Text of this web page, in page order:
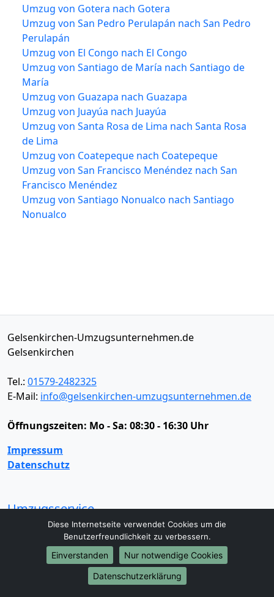
Umzug von Gotera nach Gotera
Umzug von San Pedro Perulapán nach San Pedro
Perulapán
Umzug von El Congo nach El Congo
Umzug von Santiago de María nach Santiago de
María
Umzug von Guazapa nach Guazapa
Umzug von Juayúa nach Juayúa
Umzug von Santa Rosa de Lima nach Santa Rosa
de Lima
Umzug von Coatepeque nach Coatepeque
Umzug von San Francisco Menéndez nach San
Francisco Menéndez
Umzug von Santiago Nonualco nach Santiago
Nonualco
Gelsenkirchen-Umzugsunternehmen.de
Gelsenkirchen
Tel.: 01579-2482325
E-Mail: info@gelsenkirchen-umzugsunternehmen.de
Öffnungszeiten: Mo - Sa: 08:30 - 16:30 Uhr
Impressum
Datenschutz
Umzugsservice
Umzugsservice Behördenumzug
Büroumzug
Fernumzug
Firmenumzug
Laborumzug
Mini Umzug
Praxisumzug
Privatumzug
Studentenumzug
Beiladung
Halteverbotszone
Klaviertransport
Diese Internetseite verwendet Cookies um die
Benutzerfreundlichkeit zu verbessern.
Einverstanden
Nur notwendige Cookies
Datenschutzerklärung